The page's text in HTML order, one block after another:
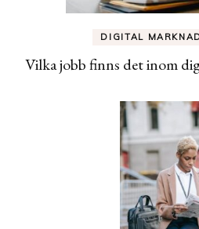
DIGITAL
Vilka jobb finns det inom